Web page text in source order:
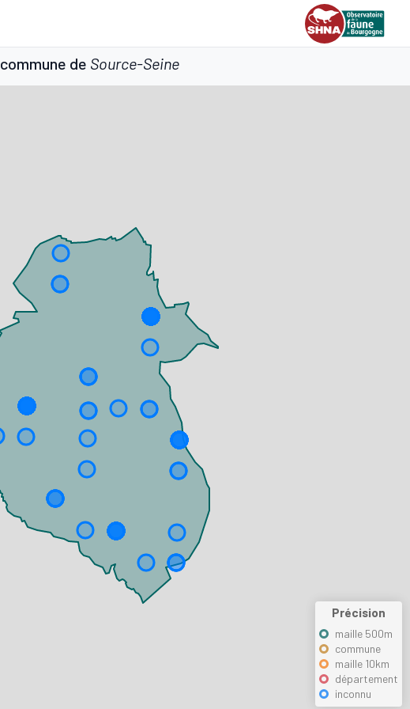
de Source-Seine
Précision
maille 500m
commune
maille 10km
département
inconnu